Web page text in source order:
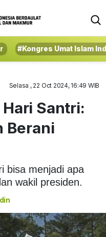
#Kongres Umat Islam
Selasa , 22 Oct 2024, 16:49 WIB
Santri:
Berani
bisa menjadi apa
wakil presiden.